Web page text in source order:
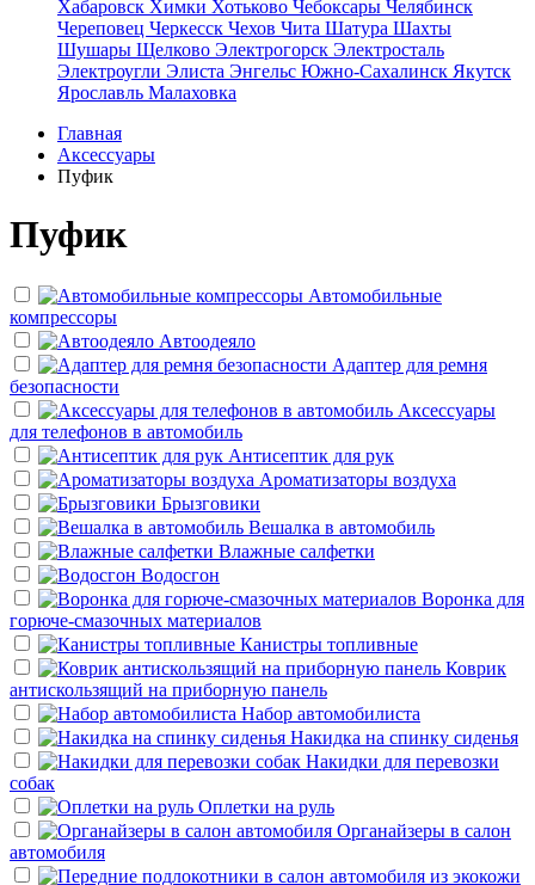
Хабаровск Химки Хотьково Чебоксары Челябинск
Череповец Черкесск Чехов Чита Шатура Шахты
Шушары Щелково Электрогорск Электросталь
Электроугли Элиста Энгельс Южно-Сахалинск Якутск
Ярославль Малаховка
Главная
Аксессуары
Пуфик
Пуфик
Автомобильные
компрессоры
Автоодеяло
Адаптер для ремня
безопасности
Аксессуары
для телефонов в автомобиль
Антисептик для рук
Ароматизаторы воздуха
Брызговики
Вешалка в автомобиль
Влажные салфетки
Водосгон
Воронка для
горюче-смазочных материалов
Канистры топливные
Коврик
антискользящий на приборную панель
Набор автомобилиста
Накидка на спинку сиденья
Накидки для перевозки
собак
Оплетки на руль
Органайзеры в салон
автомобиля